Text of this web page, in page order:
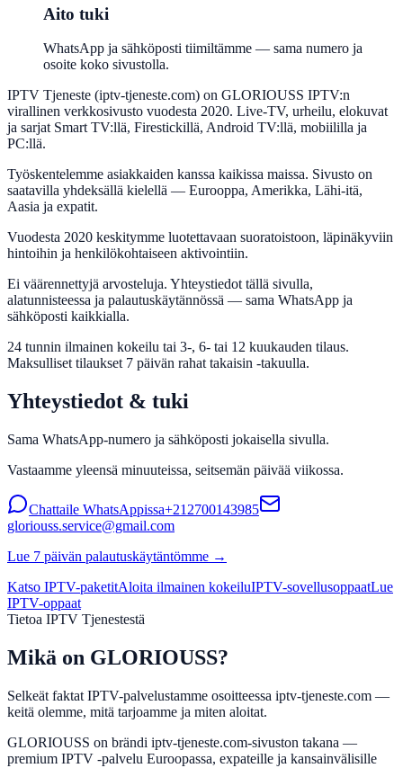
Aito tuki
WhatsApp ja sähköposti tiimiltämme — sama numero ja
osoite koko sivustolla.
IPTV Tjeneste (iptv-tjeneste.com) on GLORIOUSS IPTV:n
virallinen verkkosivusto vuodesta 2020. Live-TV, urheilu, elokuvat
ja sarjat Smart TV:llä, Firestickillä, Android TV:llä, mobiililla ja
PC:llä.
Työskentelemme asiakkaiden kanssa kaikissa maissa. Sivusto on
saatavilla yhdeksällä kielellä — Eurooppa, Amerikka, Lähi-itä,
Aasia ja expatit.
Vuodesta 2020 keskitymme luotettavaan suoratoistoon, läpinäkyviin
hintoihin ja henkilökohtaiseen aktivointiin.
Ei väärennettyjä arvosteluja. Yhteystiedot tällä sivulla,
alatunnisteessa ja palautuskäytännössä — sama WhatsApp ja
sähköposti kaikkialla.
24 tunnin ilmainen kokeilu tai 3-, 6- tai 12 kuukauden tilaus.
Maksulliset tilaukset 7 päivän rahat takaisin -takuulla.
Yhteystiedot & tuki
Sama WhatsApp-numero ja sähköposti jokaisella sivulla.
Vastaamme yleensä minuuteissa, seitsemän päivää viikossa.
Chattaile WhatsAppissa+212700143985
gloriouss.service@gmail.com
Lue 7 päivän palautuskäytäntömme →
Katso IPTV-paketitAloita ilmainen kokeiluIPTV-sovellusoppaatLue
IPTV-oppaat
Tietoa IPTV Tjenestestä
Mikä on GLORIOUSS?
Selkeät faktat IPTV-palvelustamme osoitteessa iptv-tjeneste.com —
keitä olemme, mitä tarjoamme ja miten aloitat.
GLORIOUSS on brändi iptv-tjeneste.com-sivuston takana —
premium IPTV -palvelu Euroopassa, expateille ja kansainvälisille